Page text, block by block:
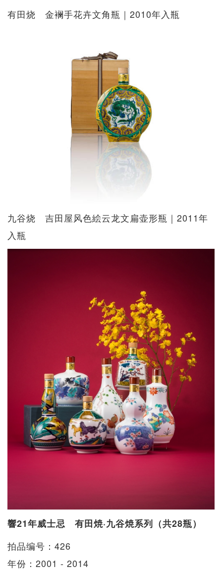
有田烧 金襕手花卉文角瓶｜2010年入瓶
九谷烧 吉田屋风色絵云龙文扁壶形瓶｜2011年
入瓶
響21年威士忌 有田焼·九谷焼系列（共28瓶）
拍品编号：426
年份：2001 - 2014